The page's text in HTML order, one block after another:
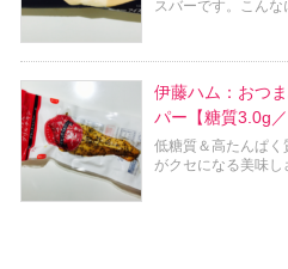
スバーです。こんな
伊藤ハム：おつ
パー【糖質3.0g
低糖質＆高たんぱ
がクセになる美味し